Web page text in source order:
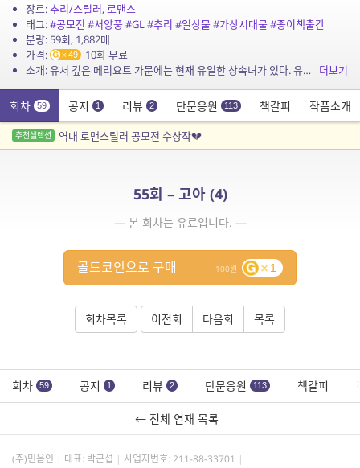
장르:추리/스릴러,로맨스
태그:#공모전 #서양풍#GL#추리 #일상물#가상시대물#종이책출간
분량: 59회, 1,882매
가격:
49
10화 무료
소개: 유서 깊은 메리요트 가문에는 현재 유일한 상속녀가 있다. 유산을 상속받기 위해 반드시 결혼해야 하는 엘리자벳은 밝고 솔직한 성격의 하녀 레티를 만난다. 아름답고 쓸쓸한 대저택에서...
더보기
회차 59 공지 1 리뷰 2 단문응원 113 책갈피 작품소개
추천셀렉션 역대 로맨스릴러 공모전 수상작💔
55회 – 고아 (4)
— 본 회차는 유료입니다. —
100 1
골드코인으로 구매
회차목록 이전회 다음회 목록
회차 59 공지 1 리뷰 2 단문응원 113 책갈피
← 전체 연재 목록
(주)민음인 대표: 박근섭 사업자번호: 211-88-33701